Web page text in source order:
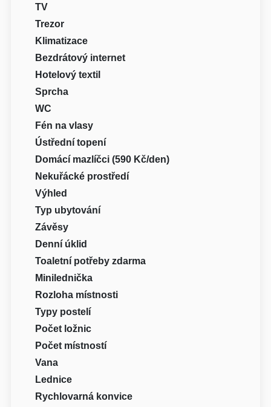
TV
Trezor
Klimatizace
Bezdrátový internet
Hotelový textil
Sprcha
WC
Fén na vlasy
Ústřední topení
Domácí mazlíčci (590 Kč/den)
Nekuřácké prostředí
Výhled
Typ ubytování
Závěsy
Denní úklid
Toaletní potřeby zdarma
Minilednička
Rozloha místnosti
Typy postelí
Počet ložnic
Počet místností
Vana
Lednice
Rychlovarná konvice